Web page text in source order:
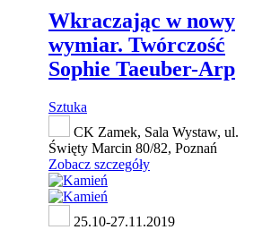
Wkraczając w nowy
wymiar. Twórczość
Sophie Taeuber-Arp
Sztuka
CK Zamek, Sala Wystaw, ul.
Święty Marcin 80/82, Poznań
Zobacz szczegóły
25.10-27.11.2019